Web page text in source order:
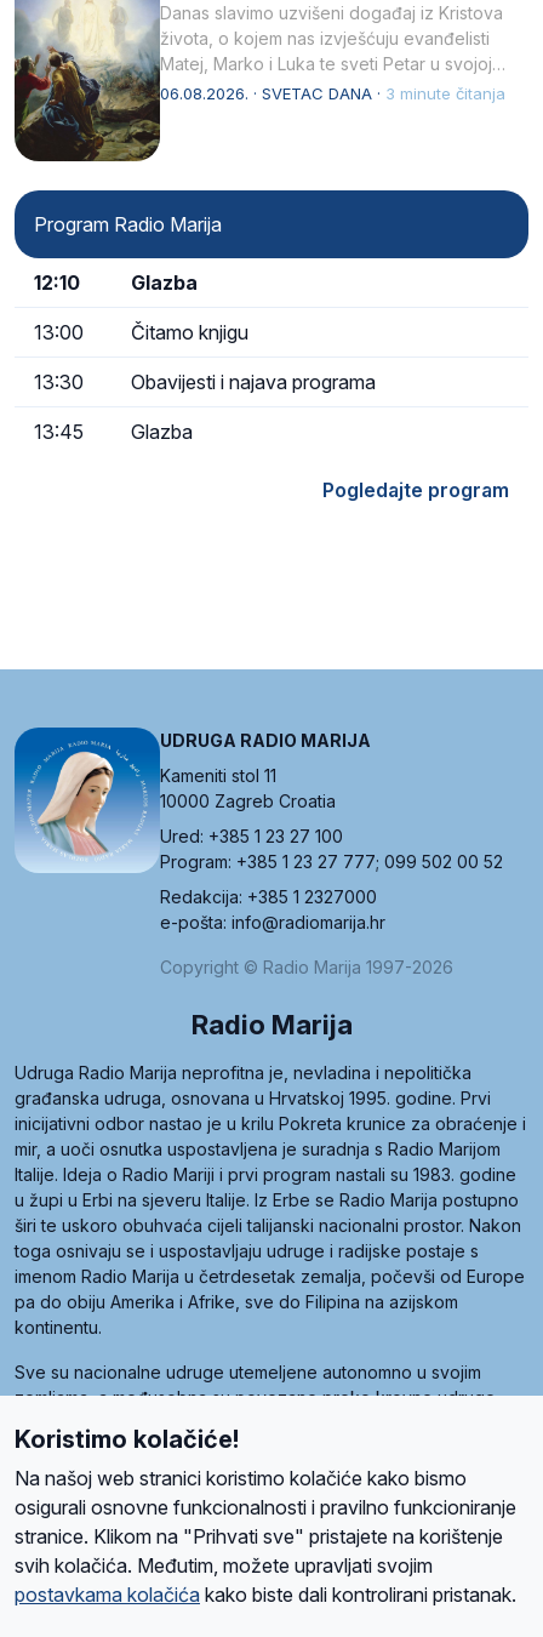
Danas slavimo uzvišeni događaj iz Kristova
života, o kojem nas izvješćuju evanđelisti
Matej, Marko i Luka te sveti Petar u svojoj
drugoj…
06.08.2026. · SVETAC DANA · 3 minute čitanja
Program Radio Marija
12:10 Glazba
13:00 Čitamo knjigu
13:30 Obavijesti i najava programa
13:45 Glazba
Pogledajte program
UDRUGA RADIO MARIJA
Kameniti stol 11
10000 Zagreb Croatia
Ured: +385 1 23 27 100
Program: +385 1 23 27 777; 099 502 00 52
Redakcija: +385 1 2327000
e-pošta: info@radiomarija.hr
Copyright © Radio Marija 1997-2026
Radio Marija
Udruga Radio Marija neprofitna je, nevladina i nepolitička
građanska udruga, osnovana u Hrvatskoj 1995. godine. Prvi
inicijativni odbor nastao je u krilu Pokreta krunice za obraćenje i
mir, a uoči osnutka uspostavljena je suradnja s Radio Marijom
Italije. Ideja o Radio Mariji i prvi program nastali su 1983. godine
u župi u Erbi na sjeveru Italije. Iz Erbe se Radio Marija postupno
širi te uskoro obuhvaća cijeli talijanski nacionalni prostor. Nakon
toga osnivaju se i uspostavljaju udruge i radijske postaje s
imenom Radio Marija u četrdesetak zemalja, počevši od Europe
pa do obiju Amerika i Afrike, sve do Filipina na azijskom
kontinentu.
Sve su nacionalne udruge utemeljene autonomno u svojim
zemljama, a međusobna su povezane preko krovne udruge
Radio Maria). Svjetsku obitelj utemeljilo je sedam članica, među
kojima je i hrvatska Udruga Radio Marija.
O namaRadio ProgramVolonteriPrijateljiKontaktPravila privatnosti
Koristimo kolačiće!
Na našoj web stranici koristimo kolačiće kako bismo
osigurali osnovne funkcionalnosti i pravilno funkcioniranje
stranice. Klikom na "Prihvati sve" pristajete na korištenje
svih kolačića. Međutim, možete upravljati svojim
postavkama kolačića kako biste dali kontrolirani pristanak.